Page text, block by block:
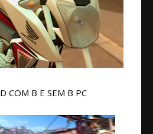
COM B E SEM B PC